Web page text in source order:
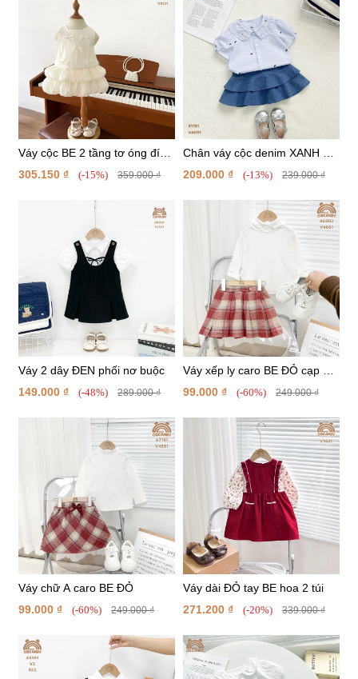
Váy cộc BE 2 tầng tơ óng đính
nơ
305.150 ₫ (-15%) 359.000 ₫
Chân váy cộc denim XANH 2
tầng
209.000 ₫ (-13%) 239.000 ₫
Váy 2 dây ĐEN phối nơ buộc
149.000 ₫
(-48%) 289.000 ₫
Váy xếp ly caro BE ĐỎ cạp 2
cúc
99.000 ₫ (-60%) 249.000 ₫
Váy chữ A caro BE ĐỎ
99.000 ₫
(-60%) 249.000 ₫
Váy dài ĐỎ tay BE hoa 2 túi
271.200 ₫
(-20%) 339.000 ₫